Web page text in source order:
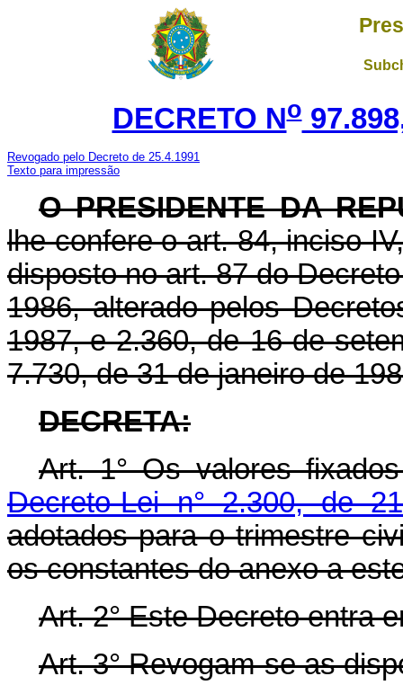
DECRETO No
Revogado pelo Decreto de 25.4.1991
Texto para impressão
O PRESIDENTE DA
lhe confere o art. 84, inciso
disposto no art. 87 do
1986, alterado pelos
1987, e 2.360, de 16 de
7.730, de 31 de janeiro de
DECRETA:
Art. 1° Os valores
Decreto-Lei n° 2.300, de
adotados para o trimestre
os constantes do anexo a
Art. 2° Este Decreto entra
Art. 3° Revogam-se as